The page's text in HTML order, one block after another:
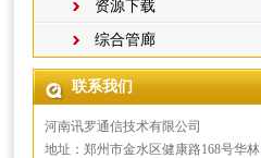
资源下载
综合管廊
联系我们
河南讯罗通信技术有限公司
地址：郑州市金水区健康路168号华林